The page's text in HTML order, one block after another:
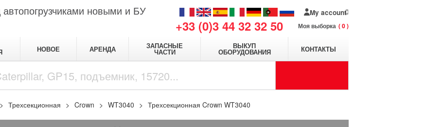
новыми и БУ
+33 (0)3 44 32 32 50
My account
Моя выборка 0
НОВОЕ АРЕНДА ЗАПАСНЫЕ
ЧАСТИ
ВЫКУП
ОБОРУДОВАНИЯ КОНТАКТЫ
Трехсекционная Crown WT3040 Трехсекционная Crown WT3040